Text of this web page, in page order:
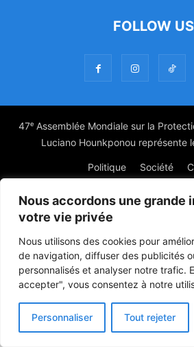
Nous accordons une grande
votre vie privée
Nous utilisons des cookies pour
de navigation, diffuser des publicités
personnalisés et analyser notre trafic.
accepter", vous consentez à notre
Personnaliser Tout rejeter
FOLLOW US
47ᵉ Assemblée Mondiale sur la
Luciano Hounkponou représente
Politique Société
© Powered by digitXplus